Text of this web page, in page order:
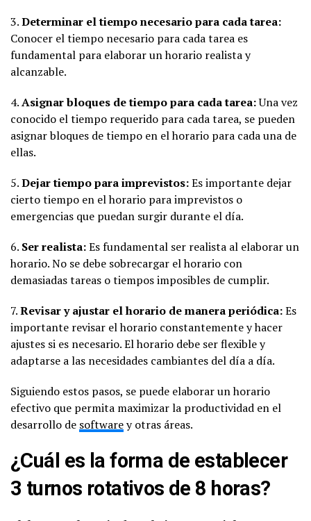
3.Determinar el tiempo necesario para cada tarea:
Conocer el tiempo necesario para cada tarea es
fundamental para elaborar un horario realista y
alcanzable.
4.Asignar bloques de tiempo para cada tarea:Una vez
conocido el tiempo requerido para cada tarea, se pueden
asignar bloques de tiempo en el horario para cada una de
ellas.
5.Dejar tiempo para imprevistos:Es importante dejar
cierto tiempo en el horario para imprevistos o
emergencias que puedan surgir durante el día.
6. Ser realista:Es fundamental ser realista al elaborar un
horario. No se debe sobrecargar el horario con
demasiadas tareas o tiempos imposibles de cumplir.
7.Revisar y ajustar el horario de manera periódica:Es
importante revisar el horario constantemente y hacer
ajustes si es necesario. El horario debe ser flexible y
adaptarse a las necesidades cambiantes del día a día.
Siguiendo estos pasos, se puede elaborar un horario
efectivo que permita maximizar la productividad en el
desarrollo de softwarey otras áreas.
¿Cuál es la forma de establecer
3 turnos rotativos de 8 horas?